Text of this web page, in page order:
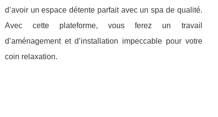
d’avoir un espace détente parfait avec un spa de qualité.
Avec cette plateforme, vous ferez un travail
d’aménagement et d’installation impeccable pour votre
coin relaxation.